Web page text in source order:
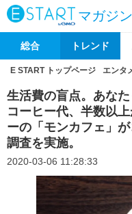
マガジン
総合 トレンド
E START トップページ エンタ
生活費の盲点。あな
コーヒー代、半数以
ーの「モンカフェ」
調査を実施。
2020-03-06 11:28:33